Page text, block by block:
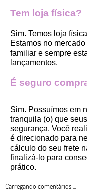
Tem loja física?
Sim. Temos loja
Estamos no
familiar e sempre
lançamentos.
É seguro
Sim. Possuímos em
tranquila (o) que
segurança. Você
é direcionado para
cálculo do seu frete
finalizá-lo para
prático.
Carregando comentários ...